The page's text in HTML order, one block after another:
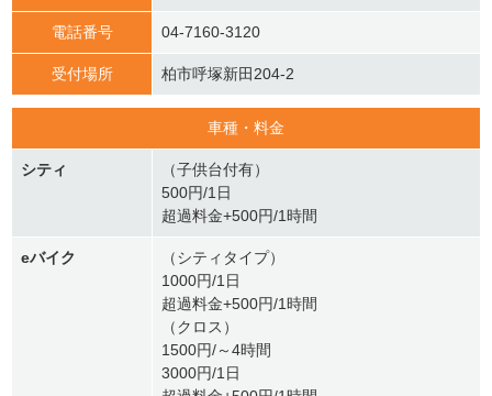
電話番号 04-7160-3120
受付場所 柏市呼塚新田204-2
車種・料金
シティ
（子供台付有）
500円/1日
超過料金+500円/1時間
eバイク
（シティタイプ）
1000円/1日
超過料金+500円/1時間
（クロス）
1500円/～4時間
3000円/1日